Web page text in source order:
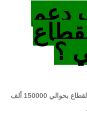
دعم
؟
تقدر عدد الأيدي العامله الأردنيه في هذا القطاع بحوالي 150000 ألف